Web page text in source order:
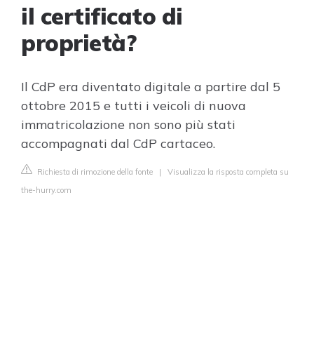
il certificato di
proprietà?
Il CdP era diventato digitale a partire dal 5
ottobre 2015 e tutti i veicoli di nuova
immatricolazione non sono più stati
accompagnati dal CdP cartaceo.
Richiesta di rimozione della fonte | Visualizza la risposta completa su
the-hurry.com